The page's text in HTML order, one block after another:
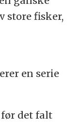
store fisker,
en serie
det falt